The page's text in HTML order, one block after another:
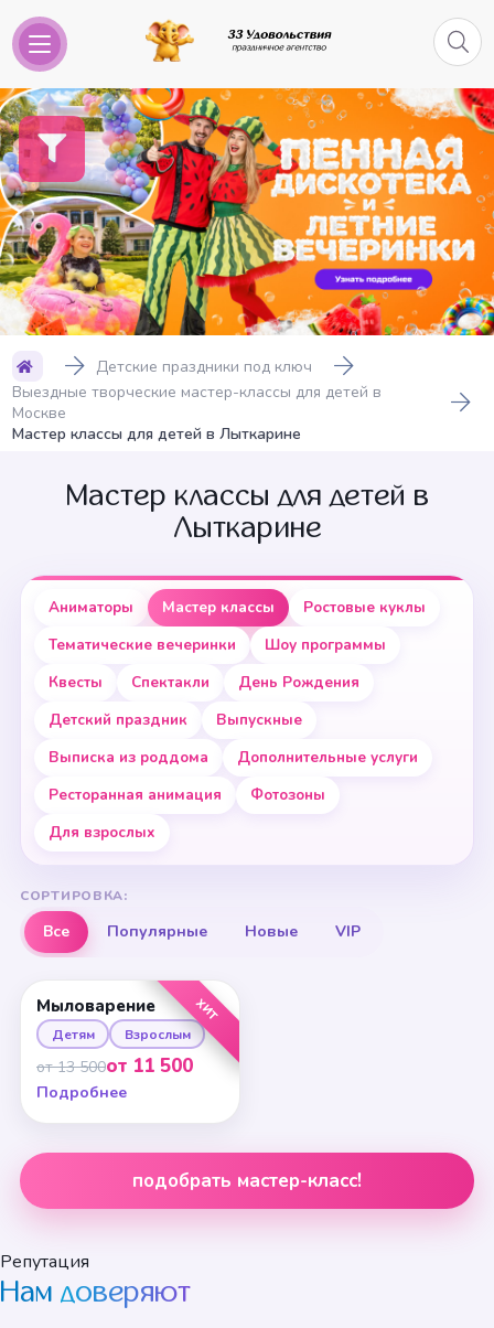
Детские праздники под ключ
Выездные творческие мастер-классы для детей в
Москве
Мастер классы для детей в Лыткарине
Мастер классы для детей в
Лыткарине
Аниматоры Мастер классы
Ростовые куклы
Тематические вечеринки
Шоу программы
Квесты
Спектакли
День Рождения
Детский праздник
Выпускные
Выписка из роддома
Дополнительные услуги
Ресторанная анимация
Фотозоны
Для взрослых
СОРТИРОВКА:
Все Популярные Новые VIP
ХИТ
Мыловарение
Детям Взрослым
от 13 500от 11 500
Подробнее
подобрать мастер-класс!
Репутация
Нам доверяют